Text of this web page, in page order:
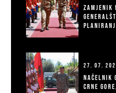
Zamjenik
Generalštaba za
27. 07.
Načelnik
Crne